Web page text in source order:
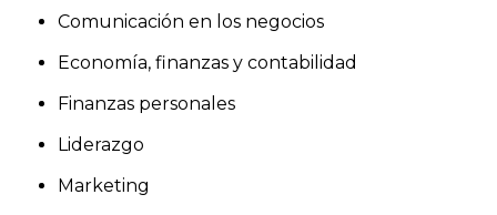
Comunicación en los negocios
Economía, finanzas y contabilidad
Finanzas personales
Liderazgo
Marketing